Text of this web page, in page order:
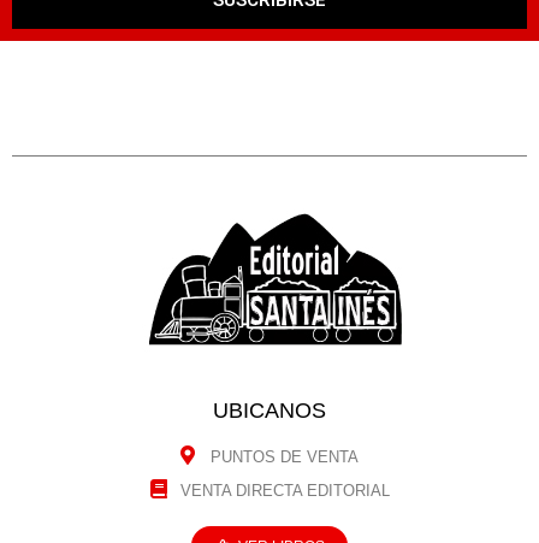
UBICANOS
PUNTOS DE VENTA
VENTA DIRECTA EDITORIAL